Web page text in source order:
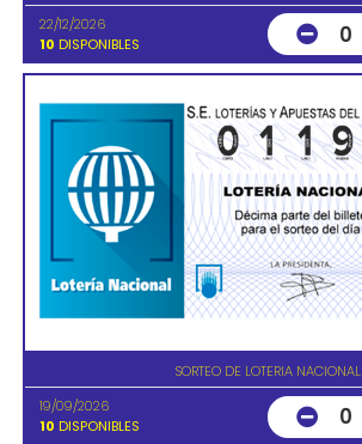
22/12/2026
10 DISPONIBLES 0
SORTEO DE LOTERIA NACIONAL
19/09/2026
10 DISPONIBLES 0